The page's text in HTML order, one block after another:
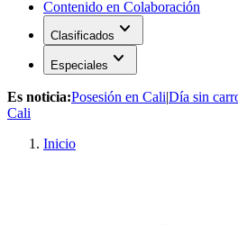
Contenido en Colaboración
Clasificados expand_more
Especiales expand_more
Es noticia:Posesión en Cali|Día sin
Cali
Inicio